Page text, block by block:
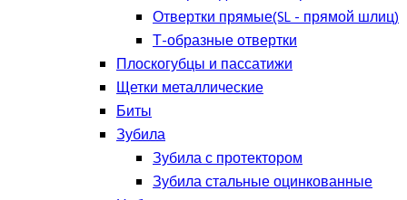
Отвертки прямые(SL - прямой шлиц)
Т-образные отвертки
Плоскогубцы и пассатижи
Щетки металлические
Биты
Зубила
Зубила с протектором
Зубила стальные оцинкованные